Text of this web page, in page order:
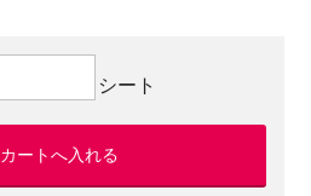
シート
カートへ入れる